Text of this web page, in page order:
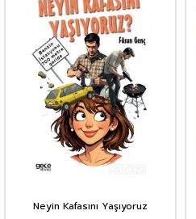
Neyin Kafasını Yaşıyoruz